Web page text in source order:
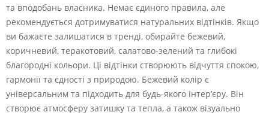
та вподобань власника. Немає єдиного правила, але
рекомендується дотримуватися натуральних відтінків. Якщо
ви бажаєте залишатися в тренді, обирайте бежевий,
коричневий, теракотовий, салатово-зелений та глибокі
благородні кольори. Ці відтінки створюють відчуття спокою,
гармонії та єдності з природою. Бежевий колір є
універсальним та підходить для будь-якого інтер’єру. Він
створює атмосферу затишку та тепла, а також візуально